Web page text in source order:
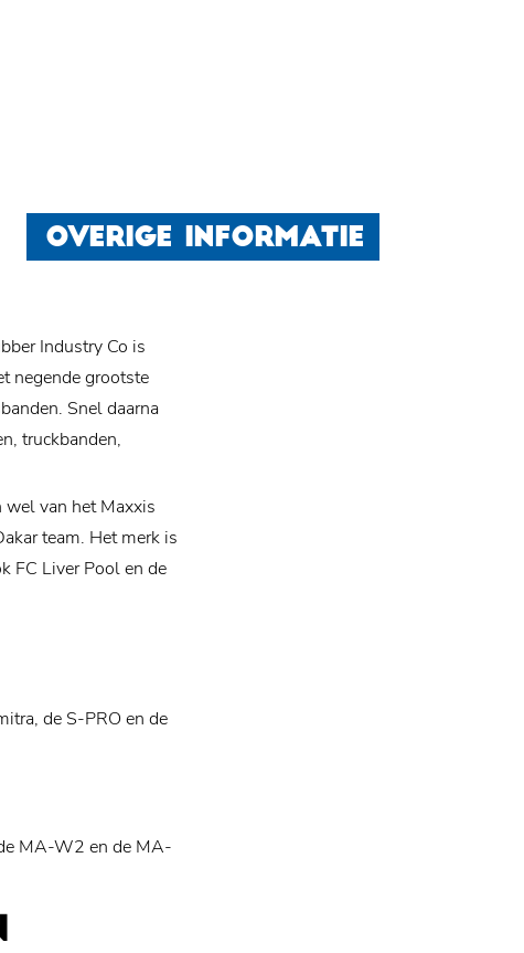
OVERIGE INFORMATIE
Industry Co is
negende grootste
Snel daarna
truckbanden,
wel van het Maxxis
team. Het merk is
FC Liver Pool en de
de S-PRO en de
MA-W2 en de MA-